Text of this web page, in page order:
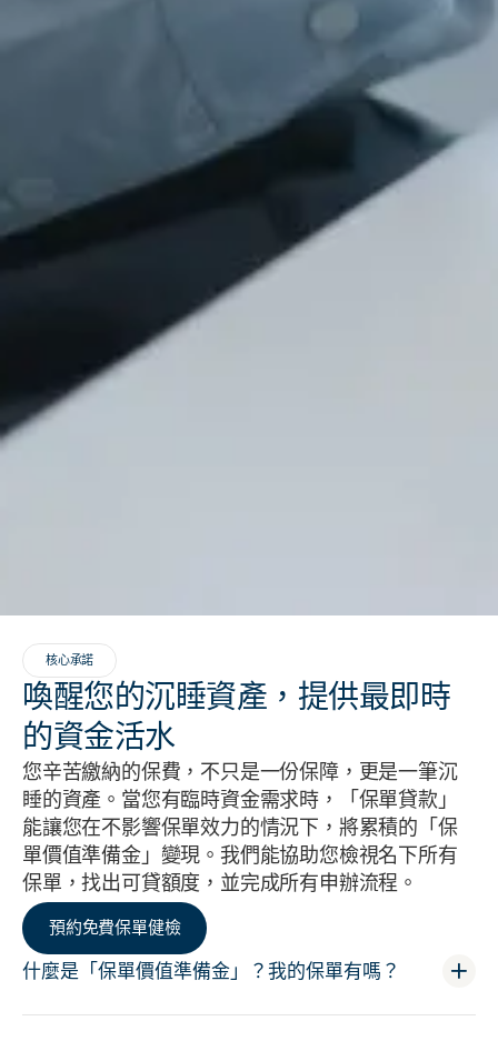
核心承諾
喚醒您的沉睡資產，提供最即時
的資金活水
您辛苦繳納的保費，不只是一份保障，更是一筆沉
睡的資產。當您有臨時資金需求時，「保單貸款」
能讓您在不影響保單效力的情況下，將累積的「保
單價值準備金」變現。我們能協助您檢視名下所有
保單，找出可貸額度，並完成所有申辦流程。
預約免費保單健檢
什麼是「保單價值準備金」？我的保單有嗎？